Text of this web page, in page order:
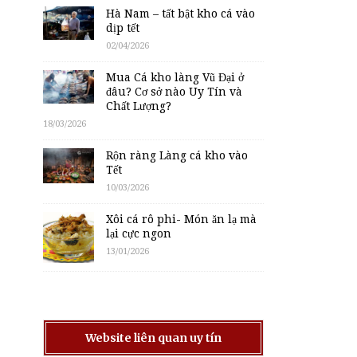
Hà Nam – tất bật kho cá vào
dịp tết
02/04/2026
Mua Cá kho làng Vũ Đại ở
đâu? Cơ sở nào Uy Tín và
Chất Lượng?
18/03/2026
Rộn ràng Làng cá kho vào
Tết
10/03/2026
Xôi cá rô phi- Món ăn lạ mà
lại cực ngon
13/01/2026
Website liên quan uy tín